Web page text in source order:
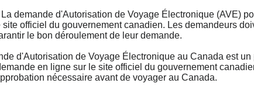
demande d'Autorisation de Voyage Électronique (AVE)
officiel du gouvernement canadien. Les demandeurs
le bon déroulement de leur demande.
d'Autorisation de Voyage Électronique au Canada est
en ligne sur le site officiel du gouvernement
nécessaire avant de voyager au Canada.